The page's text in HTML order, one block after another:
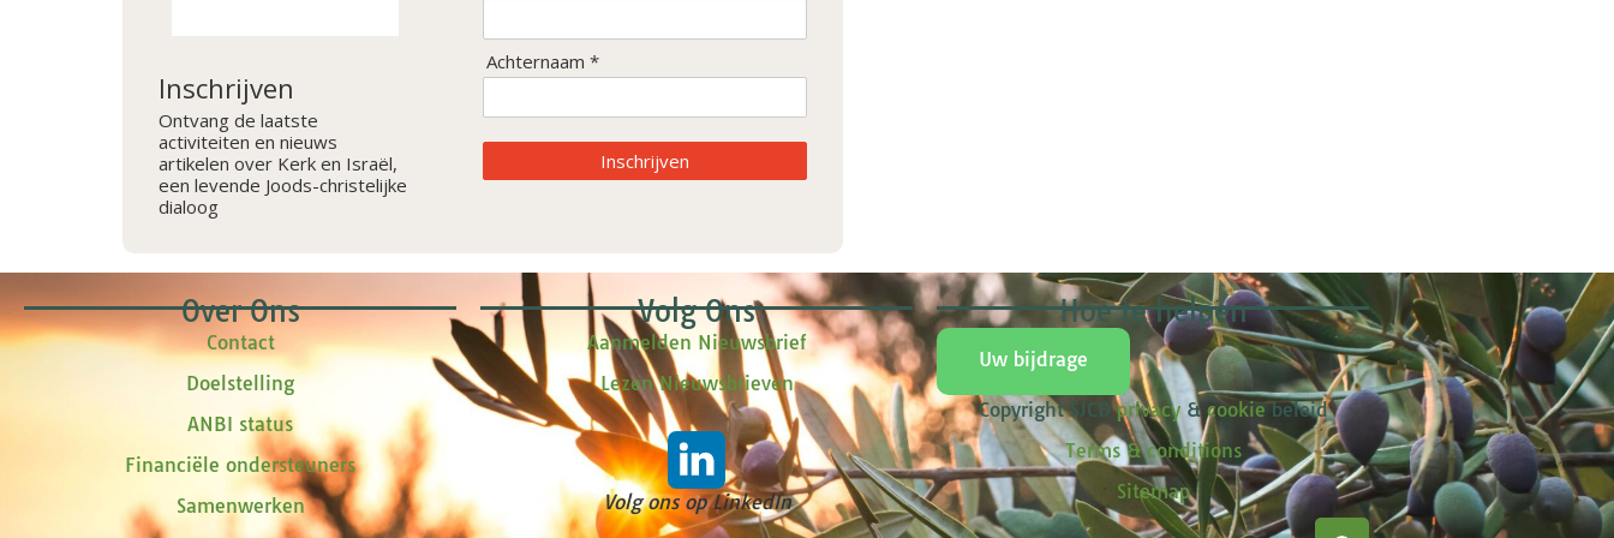
Inschrijven
Ontvang de laatste
activiteiten en nieuws
artikelen over Kerk en Israël,
een levende Joods-christelijke
dialoog
Achternaam *
Inschrijven
Over Ons
Contact
Doelstelling
ANBI status
Financiële ondersteuners
Samenwerken
Volg Ons
Aanmelden Nieuwsbrief
Lezen Nieuwsbrieven
Volg ons op LinkedIn
Hoe te helpen
Uw bijdrage
Copyright SJCDprivacy& cookiebeleid
Terms & conditions
Sitemap